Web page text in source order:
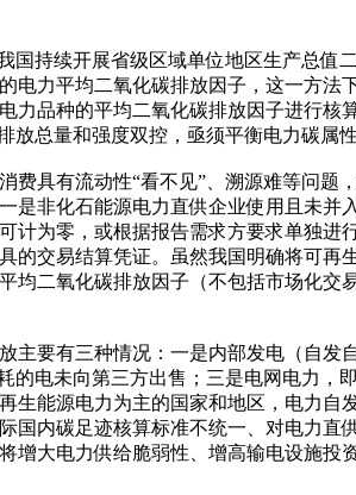
持续开展省级区域单位地区生产总值
力平均二氧化碳排放因子，这一方
品种的平均二氧化碳排放因子进行核
总量和强度双控，亟须平衡电力碳属
具有流动性“看不见”、溯源难等问
非化石能源电力直供企业使用且未并
为零，或根据报告需求方要求单独
交易结算凭证。虽然我国明确将可
二氧化碳排放因子（不包括市场化
要有三种情况：一是内部发电（自
电未向第三方出售；三是电网电力
能源电力为主的国家和地区，电力
内碳足迹核算标准不统一、对电力
大电力供给脆弱性、增高输电设施投